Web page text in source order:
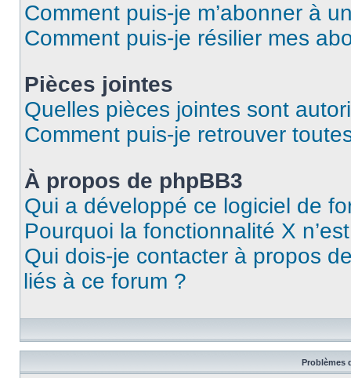
Comment puis-je m’abonner à
Comment puis-je résilier mes
Pièces jointes
Quelles pièces jointes sont
Comment puis-je retrouver
À propos de phpBB3
Qui a développé ce logiciel de
Pourquoi la fonctionnalité X
Qui dois-je contacter à propos
liés à ce forum ?
Problèmes